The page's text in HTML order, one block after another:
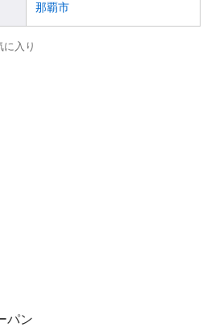
那覇市
に入り
パン